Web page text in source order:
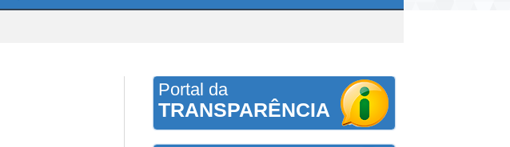
Portal da
TRANSPARÊNCIA